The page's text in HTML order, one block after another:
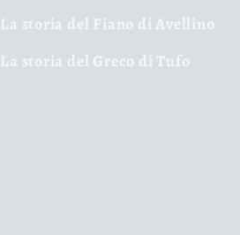
La storia del Fiano di Avellino
La storia del Greco di Tufo